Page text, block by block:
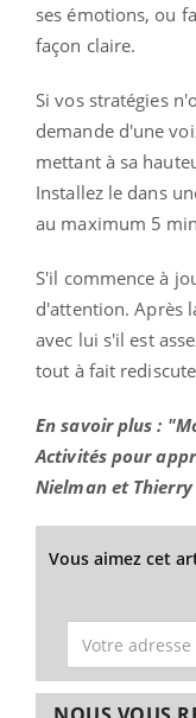
ses émotions, ou
façon claire.
Si vos stratégies
demande d'une
mettant à sa
Installez le dans
au maximum 5
S'il commence à
d'attention. Après
avec lui s'il est
tout à fait
En savoir plus :
Activités pour
Nielman et Thierry
Vous aimez cet